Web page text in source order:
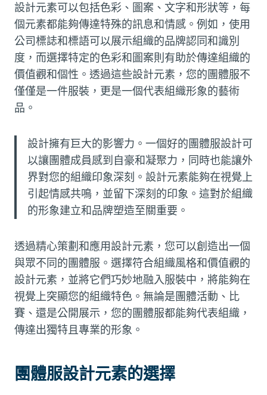
設計元素可以包括色彩、圖案、文字和形狀等，每
個元素都能夠傳達特殊的訊息和情感。例如，使用
公司標誌和標語可以展示組織的品牌認同和識別
度，而選擇特定的色彩和圖案則有助於傳達組織的
價值觀和個性。透過這些設計元素，您的團體服不
僅僅是一件服裝，更是一個代表組織形象的藝術
品。
設計擁有巨大的影響力。一個好的團體服設計可
以讓團體成員感到自豪和凝聚力，同時也能讓外
界對您的組織印象深刻。設計元素能夠在視覺上
引起情感共鳴，並留下深刻的印象。這對於組織
的形象建立和品牌塑造至關重要。
透過精心策劃和應用設計元素，您可以創造出一個
與眾不同的團體服。選擇符合組織風格和價值觀的
設計元素，並將它們巧妙地融入服裝中，將能夠在
視覺上突顯您的組織特色。無論是團體活動、比
賽、還是公開展示，您的團體服都能夠代表組織，
傳達出獨特且專業的形象。
團體服設計元素的選擇